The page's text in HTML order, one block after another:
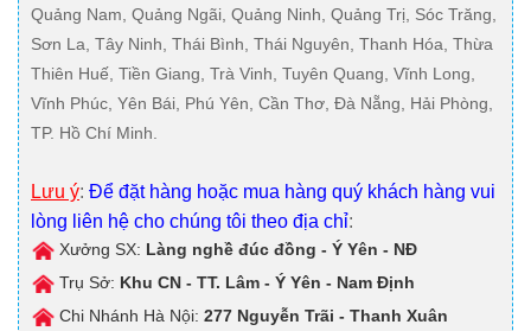
Quảng Nam, Quảng Ngãi, Quảng Ninh, Quảng Trị, Sóc Trăng,
Sơn La, Tây Ninh, Thái Bình, Thái Nguyên, Thanh Hóa, Thừa
Thiên Huế, Tiền Giang, Trà Vinh, Tuyên Quang, Vĩnh Long,
Vĩnh Phúc, Yên Bái, Phú Yên, Cần Thơ, Đà Nẵng, Hải Phòng,
TP. Hồ Chí Minh.
Lưu ý: Để đặt hàng hoặc mua hàng quý khách hàng vui
lòng liên hệ cho chúng tôi theo địa chỉ:
Xưởng SX: Làng nghề đúc đồng - Ý Yên - NĐ
Trụ Sở: Khu CN - TT. Lâm - Ý Yên - Nam Định
Chi Nhánh Hà Nội: 277 Nguyễn Trãi - Thanh Xuân